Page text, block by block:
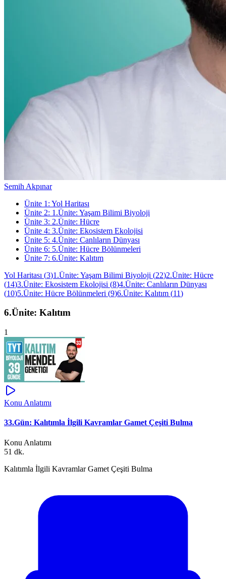
Semih Akpınar
Ünite 1 : Yol Haritası
Ünite 2: 1.Ünite: Yaşam Bilimi Biyoloji
Ünite 3: 2.Ünite: Hücre
Ünite 4: 3.Ünite: Ekosistem Ekolojisi
Ünite 5: 4.Ünite: Canlıların Dünyası
Ünite 6: 5.Ünite: Hücre Bölünmeleri
Ünite 7: 6.Ünite: Kalıtım
Yol Haritası (3)1.Ünite: Yaşam Bilimi Biyoloji (22)2.Ünite: Hücre
(14)3.Ünite: Ekosistem Ekolojisi (8)4.Ünite: Canlıların Dünyası
(10)5.Ünite: Hücre Bölünmeleri (9)6.Ünite: Kalıtım (11)
6.Ünite: Kalıtım
1
Konu Anlatımı
33.Gün: Kalıtımla İlgili Kavramlar Gamet Çeşiti Bulma
Konu Anlatımı
51 dk.
Kalıtımla İlgili Kavramlar Gamet Çeşiti Bulma